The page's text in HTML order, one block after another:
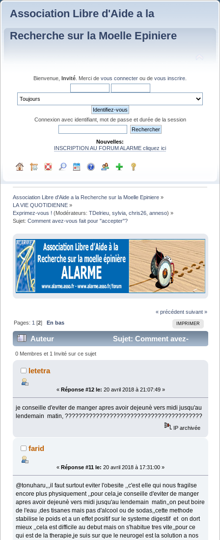
Association Libre d'Aide a la
Recherche sur la Moelle Epiniere
Bienvenue, Invité . Merci de vous connecter ou de vous inscrire
Connexion avec identifiant, mot de passe et durée de la session
Nouvelles:
INSCRIPTION AU FORUM ALARME cliquez ici
Association Libre d'Aide a la Recherche sur la Moelle Epiniere »
LA VIE QUOTIDIENNE »
Exprimez-vous ! (Modérateurs:TDelrieu ,sylvia ,chris26 ,anneso) »
Sujet:Comment avez-vous fait pour "accepter"?
« précédent suivant »
IMPRIMER
Pages: 1 [2] En bas
Auteur
Sujet: Comment avez-
vous fait pour "accepter"? (Lu 31803 fois)
0 Membres et 1 Invité sur ce sujet
letetra
« Réponse #12 le: 20 avril 2018 à 21:07:49 »
je conseille d'eviter de manger apres avoir dejeunè vers midi jusqu'au
lendemain matin, ????????????????????????????????????????
IP archivée
farid
« Réponse #11 le: 20 avril 2018 à 17:31:00 »
@tonuharu,,,il faut surtout eviter l'obesite ,,c'est elle qui nous fragilse
encore plus physiquement ,,pour cela,je conseille d'eviter de manger
apres avoir dejeunè vers midi jusqu'au lendemain matin,,on peut boire
de l'eau ,des tisanes mais pas d'alcool ou de sodas,,cette methode
stabilise le poids et a un effet positif sur le systeme digestif et on dort
mieux ,,cela est difficile au debut mais on s'habitue tres vite,,pour ce
qui est de la therapie,je suis sur que le neurogel est la solution a nos